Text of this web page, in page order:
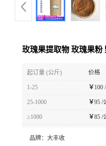
玫瑰果提取物 玫瑰果粉
起订量 (公斤) 价格
1-25 ￥100
25-1000 ￥95 /
≥1000 ￥85 /
品牌： 大丰收